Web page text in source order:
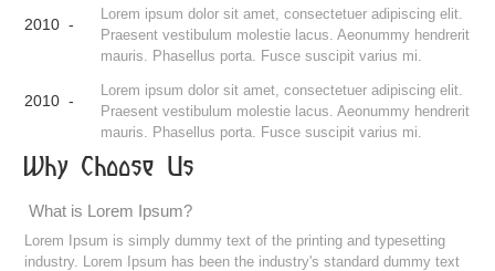
2010 -
Lorem ipsum dolor sit amet, consectetuer adipiscing elit.
Praesent vestibulum molestie lacus. Aeonummy hendrerit
mauris. Phasellus porta. Fusce suscipit varius mi.
2010 -
Lorem ipsum dolor sit amet, consectetuer adipiscing elit.
Praesent vestibulum molestie lacus. Aeonummy hendrerit
mauris. Phasellus porta. Fusce suscipit varius mi.
Why Choose Us
What is Lorem Ipsum?
Lorem Ipsum is simply dummy text of the printing and typesetting
industry. Lorem Ipsum has been the industry's standard dummy text